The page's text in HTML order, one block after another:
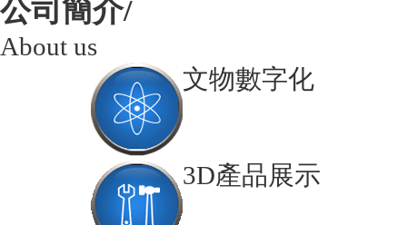
公司簡介/
About us
文物數字化
3D產品展示